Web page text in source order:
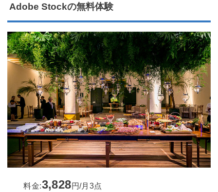
Adobe Stockの無料体験
料金:3,828円/月3点